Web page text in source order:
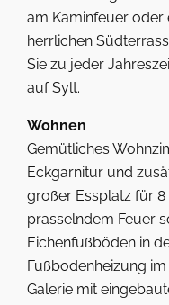
am Kaminfeuer oder
herrlichen
Sie zu jeder
auf Sylt.
Wohnen
Gemütliches
Eckgarnitur und
großer Essplatz für 8
prasselndem Feuer
Eichenfußböden in
Fußbodenheizung
Galerie mit